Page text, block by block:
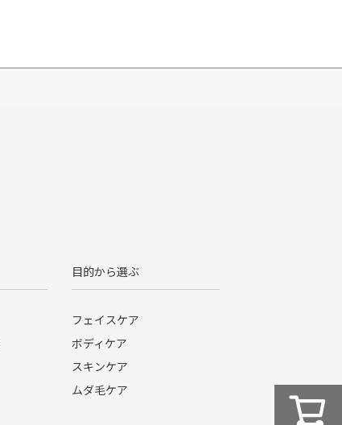
目的から選ぶ
フェイスケア
ボディケア
スキンケア
ムダ毛ケア